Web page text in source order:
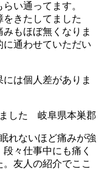
い通ってます。
きたしてました
もほぼ無くなりま
に通わせていただい
は個人差がありま
した 岐阜県本巣郡
れないほど痛みが強
々仕事中にも痛く
友人の紹介でここ